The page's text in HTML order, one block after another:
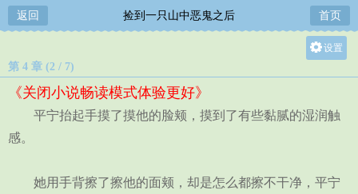
返回 捡到一只山中恶鬼之后 首页
设置
中
第 4 章 (2 / 7)
《关闭小说畅读模式体验更好》
平宁抬起手摸了摸他的脸颊，摸到了有些黏腻的湿润触
感。
她用手背擦了擦他的面颊，却是怎么都擦不干净，平宁